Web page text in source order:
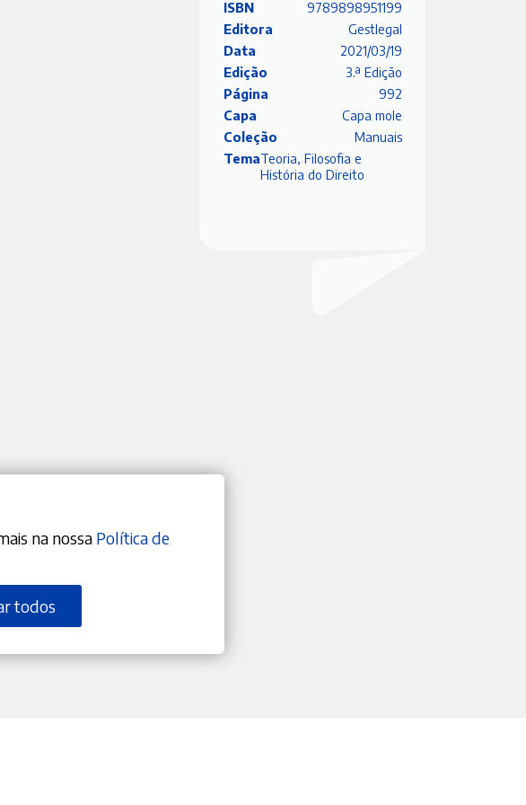
ISBN
9789898951199
Editora
Gestlegal
Data
2021/03/19
Edição
3.ª Edição
Página
992
Capa
Capa mole
Coleção
Manuais
TemaTeoria, Filosofia e
História do Direito
na nossa Política de
todos